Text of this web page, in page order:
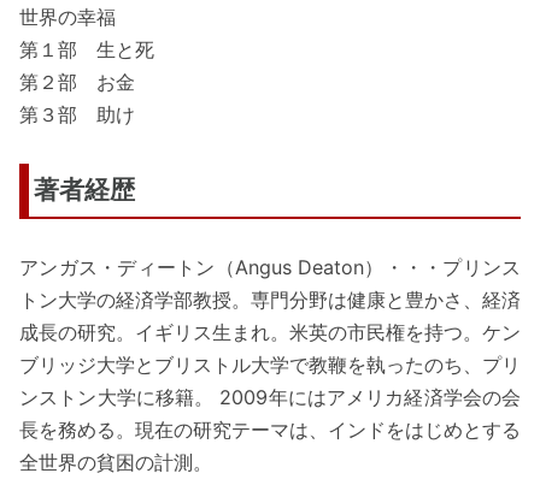
世界の幸福
第１部 生と死
第２部 お金
第３部 助け
著者経歴
アンガス・ディートン（Angus Deaton）・・・プリンス
トン大学の経済学部教授。専門分野は健康と豊かさ、経済
成長の研究。イギリス生まれ。米英の市民権を持つ。ケン
ブリッジ大学とブリストル大学で教鞭を執ったのち、プリ
ンストン大学に移籍。 2009年にはアメリカ経済学会の会
長を務める。現在の研究テーマは、インドをはじめとする
全世界の貧困の計測。